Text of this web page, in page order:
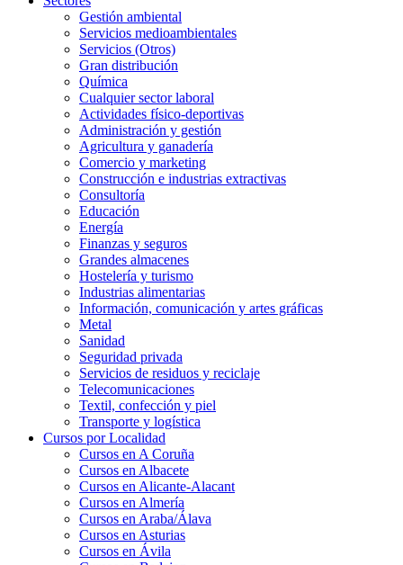
Gestión ambiental
Servicios medioambientales
Servicios (Otros)
Gran distribución
Química
Cualquier sector laboral
Actividades físico-deportivas
Administración y gestión
Agricultura y ganadería
Comercio y marketing
Construcción e industrias extractivas
Consultoría
Educación
Energía
Finanzas y seguros
Grandes almacenes
Hostelería y turismo
Industrias alimentarias
Información, comunicación y artes gráficas
Metal
Sanidad
Seguridad privada
Servicios de residuos y reciclaje
Telecomunicaciones
Textil, confección y piel
Transporte y logística
Cursos por Localidad
Cursos en A Coruña
Cursos en Albacete
Cursos en Alicante-Alacant
Cursos en Almería
Cursos en Araba/Álava
Cursos en Asturias
Cursos en Ávila